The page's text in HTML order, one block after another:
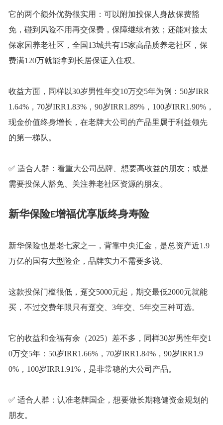
它的两个额外优势很实用：可以附加投保人身故保费豁
免，碰到风险不用再交保费，保障继续有效；还能对接太
保家园养老社区，全国 13城共有15家高品质养老社区，保
费满120万就能拿到长居保证入住权。
收益方面，同样以30岁男性年交10万交5年为例：50岁IRR
1.64%，70岁IRR1.83%，90岁IRR1.89%，100岁IRR1.90%，
现金价值终身增长，在老牌大公司的产品里属于利益领先
的第一梯队。
✅ 适合人群：看重大公司品牌、想要高收益的朋友；或是
需要投保人豁免、关注养老社区资源的朋友。
新华保险E增福优享版终身寿险
新华保险也是老七家之一，背靠中央汇金，是总资产近1.9
万亿的国有大型险企，品牌实力不需要多说。
这款投保门槛很低，趸交5000元起，期交最低2000元就能
买，不过交费年限只有趸交、3年交、5年交三种可选。
它的收益和金福有余（2025）差不多，同样30岁男性年交1
0万交5年：50岁IRR1.66%，70岁IRR1.84%，90岁IRR1.9
0%，100岁IRR1.91%，是非常稳的大公司产品。
✅ 适合人群：认准老牌国企，想要做长期稳健资金规划的
朋友。